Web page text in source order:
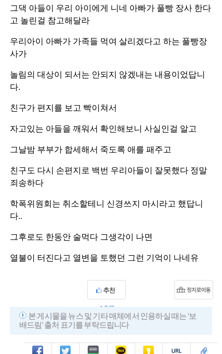
그댁 아들이 우리 아이에게 니네 아빠가 풀빵 장사 한다
고 놀린걸 참고해달라
우리아이 아빠가 가족들 먹여 살리겠다고 하는 풀빵장
사가
놀림의 대상이 되서는 안되지 않겠내는 내용이었답니
다.
친구가 편지를 보고 빡이쳐서
자고있는 아들을 깨워서 확인해보니 사실인걸 알고
그날밤 부부가 합세해서 죽도록 애를 패주고
친구도 다시 손편지로 백번 우리아들이 잘못했다 정말
죄송하다
학폭위원회는 취소할테니 신경쓰지 마시라고 했답니
다..
그후로도 한동안 술먹다 그생각이 나면
열불이 터진다고 열변을 토했던 그런 기억이 나네유
추천
1,747
본 게시물을 뉴스 및 기타 매체에서 인용하실 때는 '보
배드림' 출처 표기를 부탁드립니다